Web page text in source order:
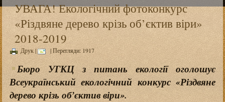
УВАГА! Екологічний фотоконкурс
«Різдвяне дерево крізь об’єктив віри»
2018-2019
Друк| | Перегляди: 1917
Бюро УГКЦ з питань екології оголошує
Всеукраїнський екологічний конкурс «Різдвяне
дерево крізь об’єктив віри».